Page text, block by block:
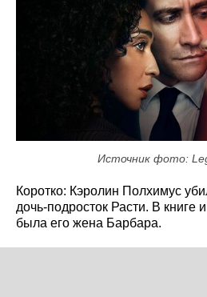
Источник фото:
Коротко: Кэролин Полхимус
дочь-подросток Расти. В книге
была его жена Барбара.